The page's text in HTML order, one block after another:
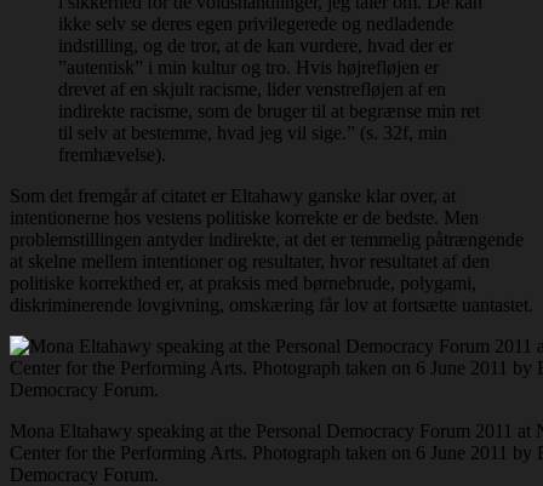
ikke selv se deres egen privilegerede og nedladende
indstilling, og de tror, at de kan vurdere, hvad der er
”autentisk” i min kultur og tro. Hvis højrefløjen er
drevet af en skjult racisme, lider venstrefløjen af en
indirekte racisme, som de bruger til at begrænse min ret
til selv at bestemme, hvad jeg vil sige.” (s. 32f, min
fremhævelse).
Som det fremgår af citatet er Eltahawy ganske klar over, at
intentionerne hos vestens politiske korrekte er de bedste. Men
problemstillingen antyder indirekte, at det er temmelig påtrængende
at skelne mellem intentioner og resultater, hvor resultatet af den
politiske korrekthed er, at praksis med børnebrude, polygami,
diskriminerende lovgivning, omskæring får lov at fortsætte uantastet.
Mona Eltahawy speaking at the Personal Democracy Forum 2011
Center for the Performing Arts. Photograph taken on 6 June 2011 by
Democracy Forum.